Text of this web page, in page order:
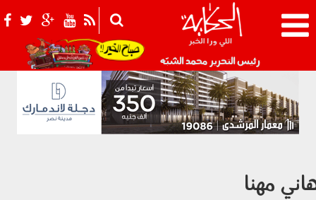
رئيس التحرير محمد الشبّه 021_2.png
مهنا